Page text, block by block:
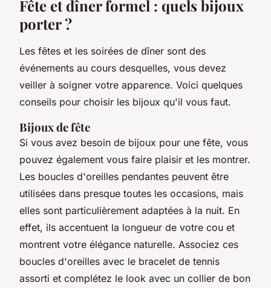
Fête et dîner formel : quels bijoux
porter ?
Les fêtes et les soirées de dîner sont des
événements au cours desquelles, vous devez
veiller à soigner votre apparence. Voici quelques
conseils pour choisir les bijoux qu'il vous faut.
Bijoux de fête
Si vous avez besoin de bijoux pour une fête, vous
pouvez également vous faire plaisir et les montrer.
Les boucles d'oreilles pendantes peuvent être
utilisées dans presque toutes les occasions, mais
elles sont particulièrement adaptées à la nuit. En
effet, ils accentuent la longueur de votre cou et
montrent votre élégance naturelle. Associez ces
boucles d'oreilles avec le bracelet de tennis
assorti et complétez le look avec un collier de bon